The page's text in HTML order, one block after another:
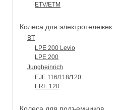
ETV/ETM
Колеса для электротележек
BT
LPE 200 Levio
LPE 200
Jungheinrich
EJE 116/118/120
ERE 120